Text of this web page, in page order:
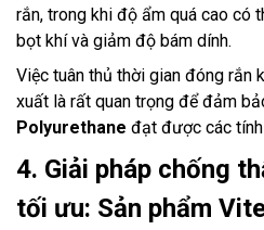
rắn, trong khi độ ẩm quá cao có
bọt khí và giảm độ bám dính.
Việc tuân thủ thời gian đóng rắn
xuất là rất quan trọng để đảm
Polyurethane đạt được các
4. Giải pháp chống
tối ưu: Sản phẩm